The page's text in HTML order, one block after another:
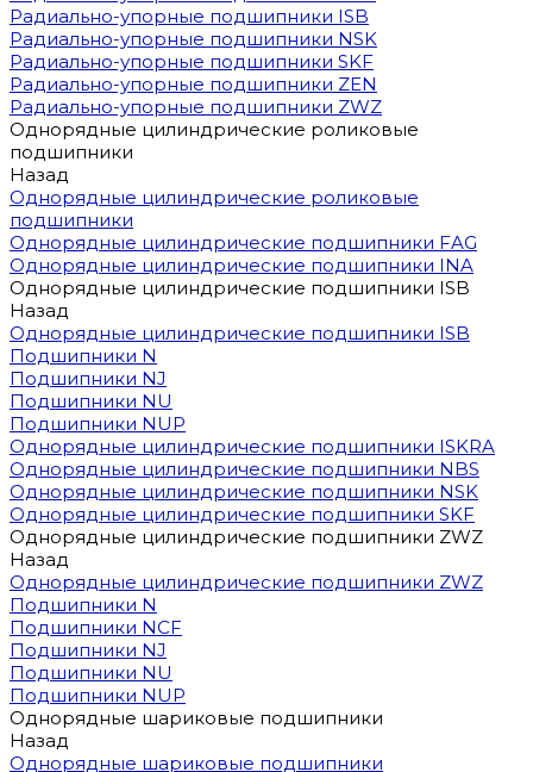
Радиально-упорные подшипники ISB
Радиально-упорные подшипники NSK
Радиально-упорные подшипники SKF
Радиально-упорные подшипники ZEN
Радиально-упорные подшипники ZWZ
Однорядные цилиндрические роликовые
подшипники
Назад
Однорядные цилиндрические роликовые
подшипники
Однорядные цилиндрические подшипники FAG
Однорядные цилиндрические подшипники INA
Однорядные цилиндрические подшипники ISB
Назад
Однорядные цилиндрические подшипники ISB
Подшипники N
Подшипники NJ
Подшипники NU
Подшипники NUP
Однорядные цилиндрические подшипники ISKRA
Однорядные цилиндрические подшипники NBS
Однорядные цилиндрические подшипники NSK
Однорядные цилиндрические подшипники SKF
Однорядные цилиндрические подшипники ZWZ
Назад
Однорядные цилиндрические подшипники ZWZ
Подшипники N
Подшипники NCF
Подшипники NJ
Подшипники NU
Подшипники NUP
Однорядные шариковые подшипники
Назад
Однорядные шариковые подшипники